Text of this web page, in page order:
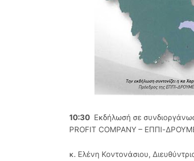
10:30 Εκδήλωσή σε
PROFIT COMPANY – ΕΠΠΙ-
κ. Ελένη Κοντονάσιου,